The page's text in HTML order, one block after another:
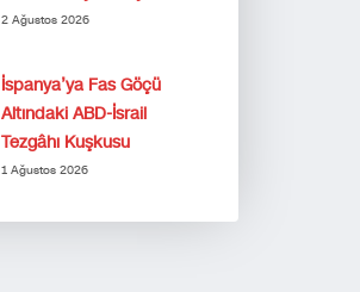
2 Ağustos 2026
İspanya’ya Fas Göçü
Altındaki ABD-İsrail
Tezgâhı Kuşkusu
1 Ağustos 2026